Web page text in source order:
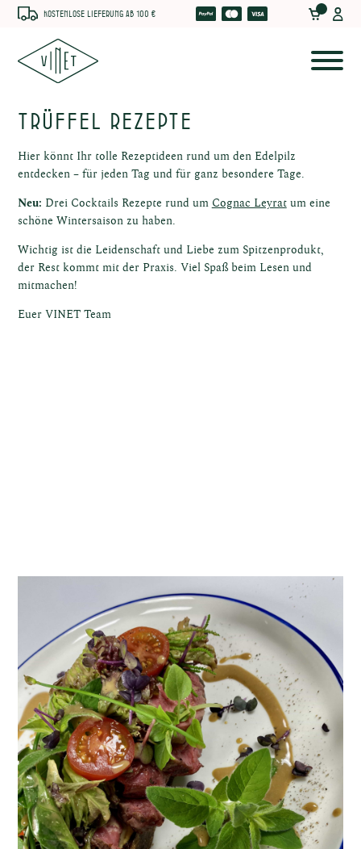
Kostenlose Lieferung ab 100 €
Trüffel Rezepte
Hier könnt Ihr tolle Rezeptideen rund um den Edelpilz
entdecken – für jeden Tag und für ganz besondere Tage.
Neu: Drei Cocktails Rezepte rund um Cognac Leyratum eine
schöne Wintersaison zu haben.
Wichtig ist die Leidenschaft und Liebe zum Spitzenprodukt,
der Rest kommt mit der Praxis. Viel Spaß beim Lesen und
mitmachen!
Euer VINET Team